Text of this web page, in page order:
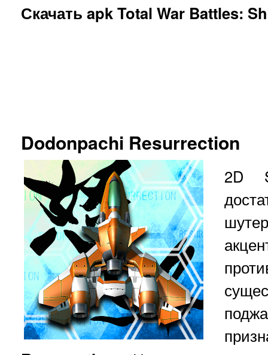
Скачать apk Total War Battles:
Dodonpachi Resurrection
2D